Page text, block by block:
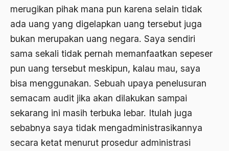
merugikan pihak mana pun karena selain tidak
ada uang yang digelapkan uang tersebut juga
bukan merupakan uang negara. Saya sendiri
sama sekali tidak pernah memanfaatkan sepeser
pun uang tersebut meskipun, kalau mau, saya
bisa menggunakan. Sebuah upaya penelusuran
semacam audit jika akan dilakukan sampai
sekarang ini masih terbuka lebar. Itulah juga
sebabnya saya tidak mengadministrasikannya
secara ketat menurut prosedur administrasi
Baha'i
baharuddin Aritonang
Bahasa Indonesia
Bahasa Internasional
Bahasa melayu
Bahasa Nasional
Bahsul Masail
Baku Bae